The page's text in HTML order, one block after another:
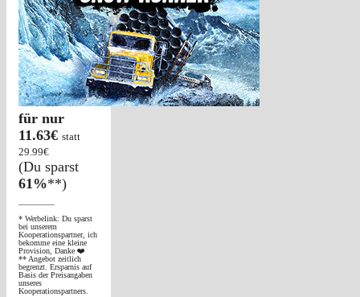
für nur
11.63€ statt
29.99€
(Du sparst
61%**)
* Werbelink: Du sparst
bei unserem
Kooperationspartner, ich
bekomme eine kleine
Provision, Danke ❤️
** Angebot zeitlich
begrenzt. Ersparnis auf
Basis der Preisangaben
unseres
Kooperationspartners.